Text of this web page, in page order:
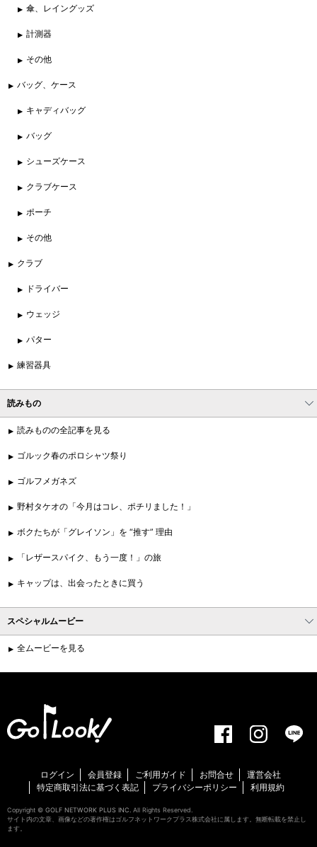
傘、レイングッズ
計測器
その他
バッグ、ケース
キャディバッグ
バッグ
シューズケース
クラブケース
ポーチ
その他
クラブ
ドライバー
ウェッジ
パター
練習器具
読みもの
読みものの全記事を見る
ゴルック春のポロシャツ祭り
ゴルフメガネズ
野村タケオの「今月はコレ、ポチリました！」
ボクたちが「グレイソン」を “推す” 理由
「レザースパイク、もう一度！」の旅
キャップは、出会ったときに買う
スペシャルムービー
全ムービーを見る
ログイン 会員登録 ご利用ガイド お問合せ
運営会社
特定商取引法に基づく表記
プライバシーポリシー 利用規約
Copyright © GOLF NETWORK PLUS INC. All Rights Reserved.
サイト内の文章、画像などの著作権はゴルフネットワークプラス株式会社に属します。無断転載を禁止し
ます。